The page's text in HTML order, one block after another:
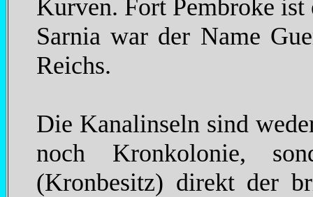
Kurven. Fort Pembroke ist
Sarnia war der Name
Reichs.
Die Kanalinseln sind
noch Kronkolonie,
(Kronbesitz) direkt der